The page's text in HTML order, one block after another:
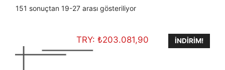
151 sonuçtan 19-27 arası gösteriliyorEn
sıralandı
TRY: ₺203.081,90 İNDIRIM!